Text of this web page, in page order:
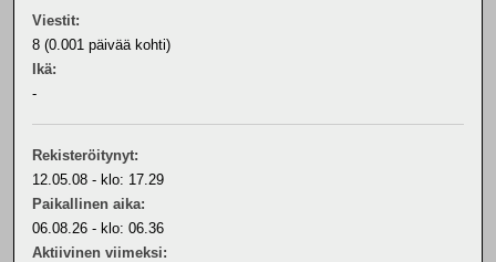
Viestit:
8 (0.001 päivää kohti)
Ikä:
-
Rekisteröitynyt:
12.05.08 - klo: 17.29
Paikallinen aika:
06.08.26 - klo: 06.36
Aktiivinen viimeksi: